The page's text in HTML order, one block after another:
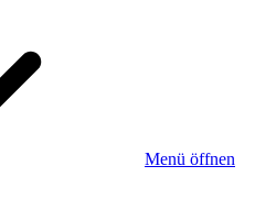
Menü öffnen